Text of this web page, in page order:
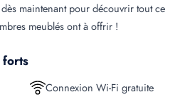
maintenant pour découvrir tout ce
meublés ont à offrir !
forts
Connexion Wi-Fi gratuite